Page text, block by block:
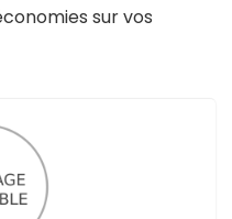
sur vos